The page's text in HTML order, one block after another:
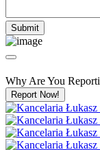
Why Are You
Report Now!